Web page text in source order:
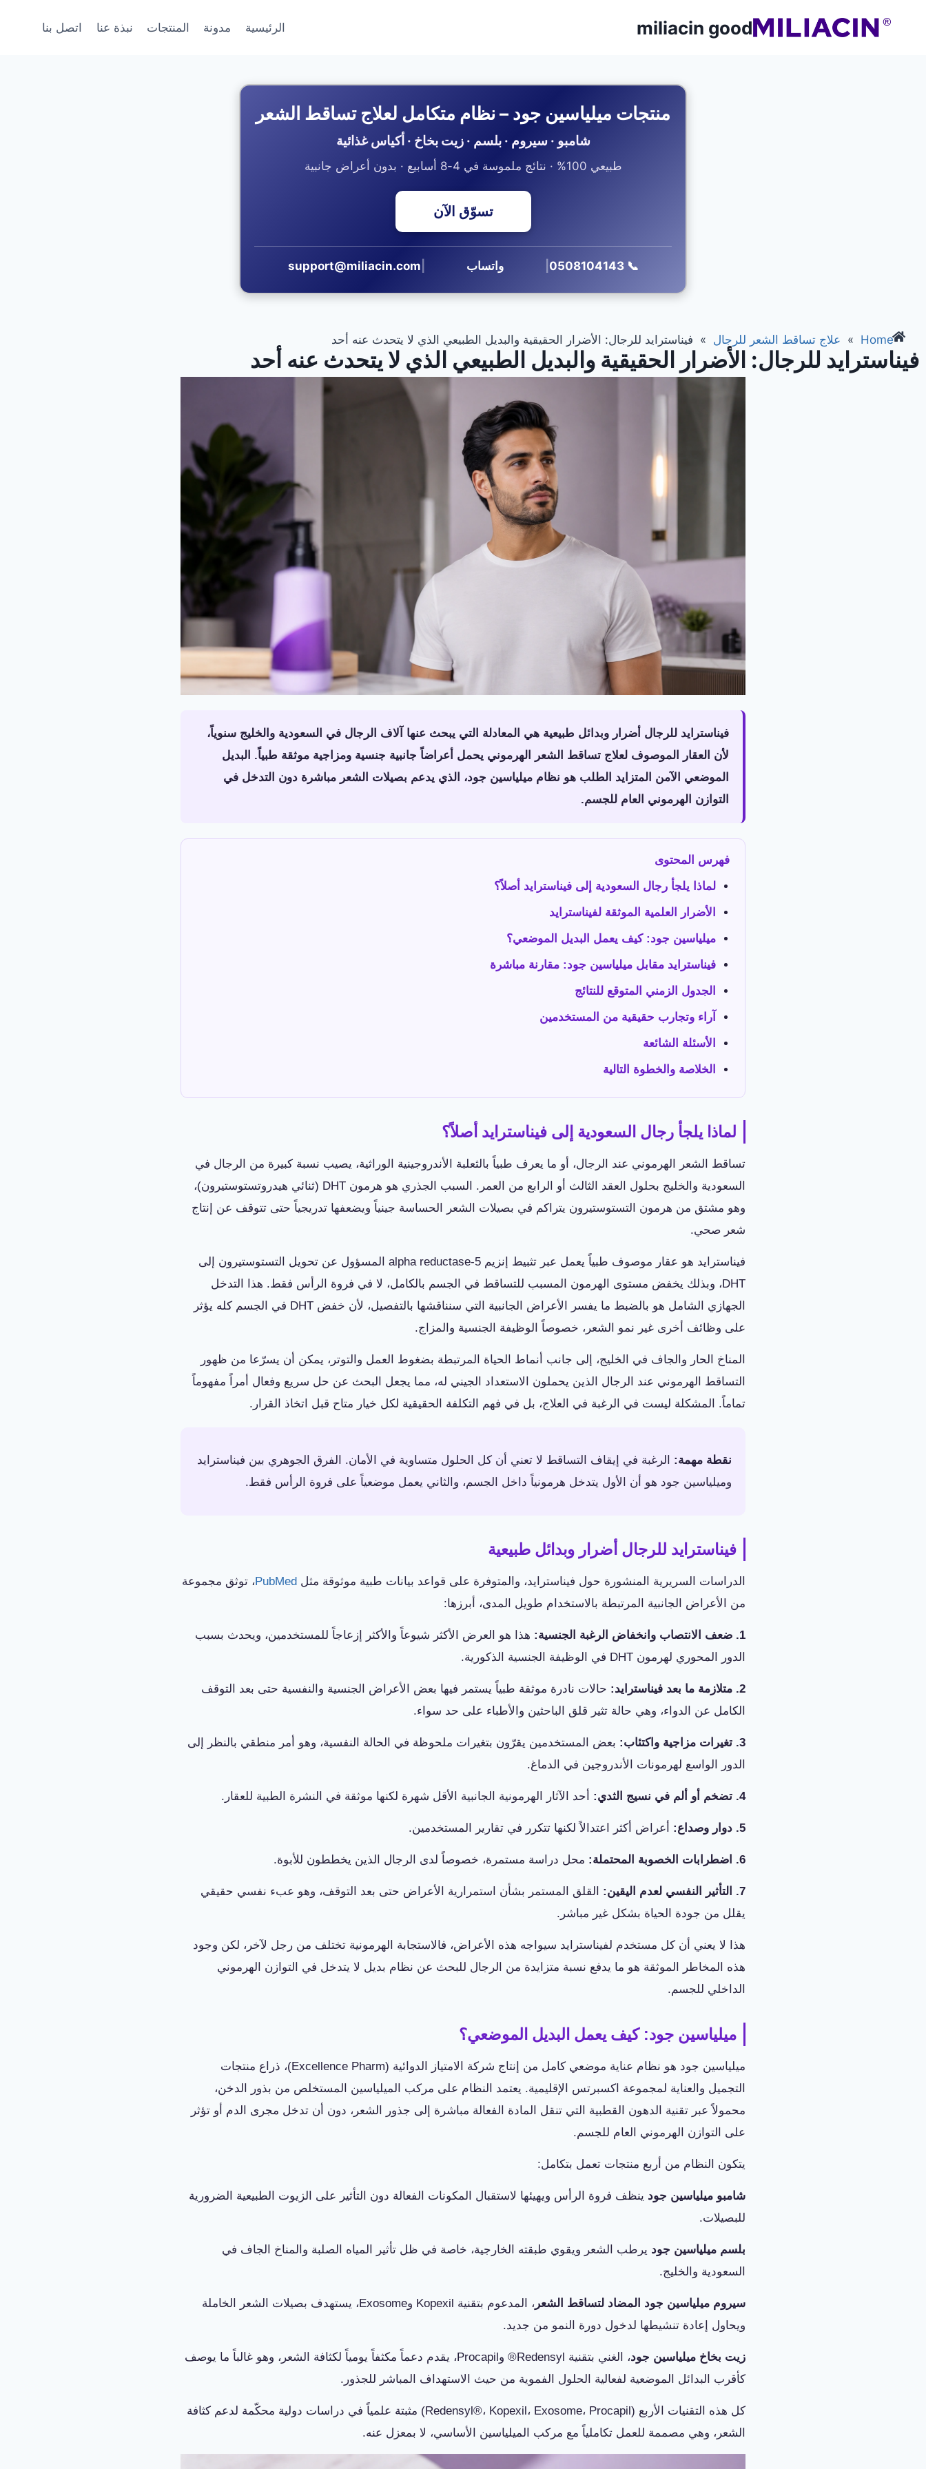
miliacin good الرئيسية مدونة المنتجات نبذة عنا اتصل بنا
منتجات ميلياسين جود – نظام متكامل لعلاج تساقط الشعر
شامبو · سيروم · بلسم · زيت بخاخ · أكياس غذائية
طبيعي 100% · نتائج ملموسة في 4-8 أسابيع · بدون أعراض جانبية
تسوّق الآن
📞 0508104143 واتساب support@miliacin.com
Home
» علاج تساقط الشعر للرجال » فيناسترايد للرجال: الأضرار الحقيقية والبديل الطبيعي الذي لا يتحدث عنه أحد
فيناسترايد للرجال: الأضرار الحقيقية والبديل الطبيعي الذي لا يتحدث عنه أحد
فيناسترايد للرجال أضرار وبدائل طبيعية هي المعادلة التي يبحث عنها آلاف الرجال في السعودية والخليج سنوياً،
لأن العقار الموصوف لعلاج تساقط الشعر الهرموني يحمل أعراضاً جانبية جنسية ومزاجية موثقة طبياً. البديل
الموضعي الآمن المتزايد الطلب هو نظام ميلياسين جود، الذي يدعم بصيلات الشعر مباشرة دون التدخل في
التوازن الهرموني العام للجسم.
فهرس المحتوى
لماذا يلجأ رجال السعودية إلى فيناسترايد أصلاً؟
الأضرار العلمية الموثقة لفيناسترايد
ميلياسين جود: كيف يعمل البديل الموضعي؟
فيناسترايد مقابل ميلياسين جود: مقارنة مباشرة
الجدول الزمني المتوقع للنتائج
آراء وتجارب حقيقية من المستخدمين
الأسئلة الشائعة
الخلاصة والخطوة التالية
لماذا يلجأ رجال السعودية إلى فيناسترايد أصلاً؟
تساقط الشعر الهرموني عند الرجال، أو ما يعرف طبياً بالثعلبة الأندروجينية الوراثية، يصيب نسبة كبيرة من الرجال في
السعودية والخليج بحلول العقد الثالث أو الرابع من العمر. السبب الجذري هو هرمون DHT (ثنائي هيدروتستوستيرون)،
وهو مشتق من هرمون التستوستيرون يتراكم في بصيلات الشعر الحساسة جينياً ويضعفها تدريجياً حتى تتوقف عن إنتاج
شعر صحي.
فيناسترايد هو عقار موصوف طبياً يعمل عبر تثبيط إنزيم 5-alpha reductase المسؤول عن تحويل التستوستيرون إلى
DHT، وبذلك يخفض مستوى الهرمون المسبب للتساقط في الجسم بالكامل، لا في فروة الرأس فقط. هذا التدخل
الجهازي الشامل هو بالضبط ما يفسر الأعراض الجانبية التي سنناقشها بالتفصيل، لأن خفض DHT في الجسم كله يؤثر
على وظائف أخرى غير نمو الشعر، خصوصاً الوظيفة الجنسية والمزاج.
المناخ الحار والجاف في الخليج، إلى جانب أنماط الحياة المرتبطة بضغوط العمل والتوتر، يمكن أن يسرّعا من ظهور
التساقط الهرموني عند الرجال الذين يحملون الاستعداد الجيني له، مما يجعل البحث عن حل سريع وفعال أمراً مفهوماً
تماماً. المشكلة ليست في الرغبة في العلاج، بل في فهم التكلفة الحقيقية لكل خيار متاح قبل اتخاذ القرار.
نقطة مهمة: الرغبة في إيقاف التساقط لا تعني أن كل الحلول متساوية في الأمان. الفرق الجوهري بين فيناسترايد
وميلياسين جود هو أن الأول يتدخل هرمونياً داخل الجسم، والثاني يعمل موضعياً على فروة الرأس فقط.
فيناسترايد للرجال أضرار وبدائل طبيعية
الدراسات السريرية المنشورة حول فيناسترايد، والمتوفرة على قواعد بيانات طبية موثوقة مثل PubMed، توثق مجموعة
من الأعراض الجانبية المرتبطة بالاستخدام طويل المدى، أبرزها:
1. ضعف الانتصاب وانخفاض الرغبة الجنسية:
هذا هو العرض الأكثر شيوعاً والأكثر إزعاجاً للمستخدمين، ويحدث بسبب
الدور المحوري لهرمون DHT في الوظيفة الجنسية الذكورية.
2. متلازمة ما بعد فيناسترايد:
حالات نادرة موثقة طبياً يستمر فيها بعض الأعراض الجنسية والنفسية حتى بعد التوقف
الكامل عن الدواء، وهي حالة تثير قلق الباحثين والأطباء على حد سواء.
3. تغيرات مزاجية واكتئاب:
بعض المستخدمين يقرّون بتغيرات ملحوظة في الحالة النفسية، وهو أمر منطقي بالنظر إلى
الدور الواسع لهرمونات الأندروجين في الدماغ.
4. تضخم أو ألم في نسيج الثدي: أحد الآثار الهرمونية الجانبية الأقل شهرة لكنها موثقة في النشرة الطبية للعقار.
5. دوار وصداع: أعراض أكثر اعتدالاً لكنها تتكرر في تقارير المستخدمين.
6. اضطرابات الخصوبة المحتملة: محل دراسة مستمرة، خصوصاً لدى الرجال الذين يخططون للأبوة.
7. التأثير النفسي لعدم اليقين:
القلق المستمر بشأن استمرارية الأعراض حتى بعد التوقف، وهو عبء نفسي حقيقي
يقلل من جودة الحياة بشكل غير مباشر.
هذا لا يعني أن كل مستخدم لفيناسترايد سيواجه هذه الأعراض، فالاستجابة الهرمونية تختلف من رجل لآخر، لكن وجود
هذه المخاطر الموثقة هو ما يدفع نسبة متزايدة من الرجال للبحث عن نظام بديل لا يتدخل في التوازن الهرموني
الداخلي للجسم.
ميلياسين جود: كيف يعمل البديل الموضعي؟
ميلياسين جود هو نظام عناية موضعي كامل من إنتاج شركة الامتياز الدوائية (Excellence Pharm)، ذراع منتجات
التجميل والعناية لمجموعة اكسبرتس الإقليمية. يعتمد النظام على مركب الميلياسين المستخلص من بذور الدخن،
محمولاً عبر تقنية الدهون القطبية التي تنقل المادة الفعالة مباشرة إلى جذور الشعر، دون أن تدخل مجرى الدم أو تؤثر
على التوازن الهرموني العام للجسم.
يتكون النظام من أربع منتجات تعمل بتكامل:
شامبو ميلياسين جود ينظف فروة الرأس ويهيئها لاستقبال المكونات الفعالة دون التأثير على الزيوت الطبيعية الضرورية
للبصيلات.
بلسم ميلياسين جود يرطب الشعر ويقوي طبقته الخارجية، خاصة في ظل تأثير المياه الصلبة والمناخ الجاف في
السعودية والخليج.
سيروم ميلياسين جود المضاد لتساقط الشعر
، المدعوم بتقنية Kopexil وExosome، يستهدف بصيلات الشعر الخاملة
ويحاول إعادة تنشيطها لدخول دورة النمو من جديد.
زيت بخاخ ميلياسين جود
، الغني بتقنية Redensyl® وProcapil، يقدم دعماً مكثفاً يومياً لكثافة الشعر، وهو غالباً ما يوصف
كأقرب البدائل الموضعية لفعالية الحلول الفموية من حيث الاستهداف المباشر للجذور.
كل هذه التقنيات الأربع (Redensyl®، Kopexil، Exosome، Procapil) مثبتة علمياً في دراسات دولية محكّمة لدعم كثافة
الشعر، وهي مصممة للعمل تكاملياً مع مركب الميلياسين الأساسي، لا بمعزل عنه.